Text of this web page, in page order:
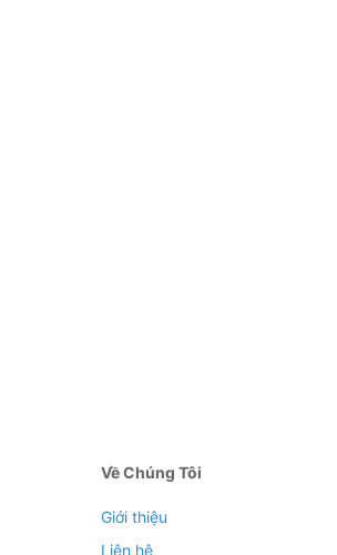
Về Chúng Tôi
Giới thiệu
Liên hệ